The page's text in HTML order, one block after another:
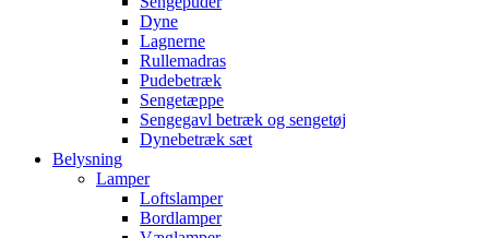
Dyne
Lagnerne
Rullemadras
Pudebetræk
Sengetæppe
Sengegavl betræk og sengetøj
Dynebetræk sæt
Belysning
Lamper
Loftslamper
Bordlamper